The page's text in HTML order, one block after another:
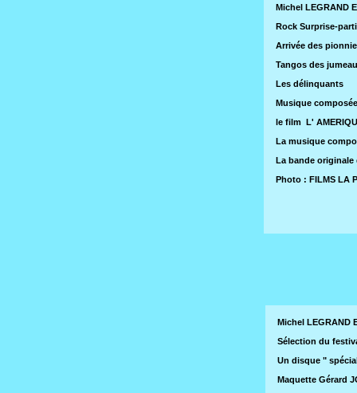
Michel LEGRAND
Rock Surprise-
Arrivée des
Tangos des
Les délinquants
Musique
le film L'
La musique
La bande originale
Photo : FILMS LA
Michel LEGRAND
Sélection du
Un disque "
Maquette Gérard